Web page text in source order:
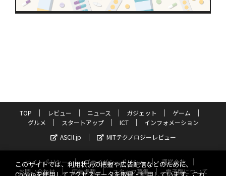
TOP レビュー ニュース ガジェット
ゲーム
グルメ
スタートアップ ICT
インフォメーション
ASCII.jp
MITテクノロジーレビュー
サイトポリシー プライバシーポリシー
運営会社
お問い合わせ
広告掲載 スタッフ募集
電子版について
このサイトでは、利用状況の把握や広告配信などのために、